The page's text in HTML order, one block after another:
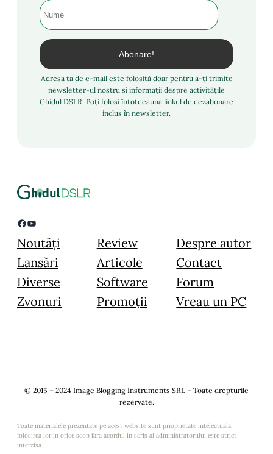
Adresa ta de e-mail este folosită doar pentru a-ți trimite
newsletter-ul nostru și informații despre activitățile
Ghidul DSLR. Poți folosi întotdeauna linkul de dezabonare
inclus în newsletter.
Facebook YouTube
Noutăți
Lansări
Diverse
Zvonuri
Review
Articole
Software
Promoții
Despre autor
Contact
Forum
Vreau un PC
© 2015 – 2024 Image Blogging Instruments SRL – Toate drepturile
rezervate.
Toate materialele prezentate pe acest website sunt prioprietate intelectuală,
folosirea lor in orice scop fara acordul in scris al administratorului este strict
interzisa.